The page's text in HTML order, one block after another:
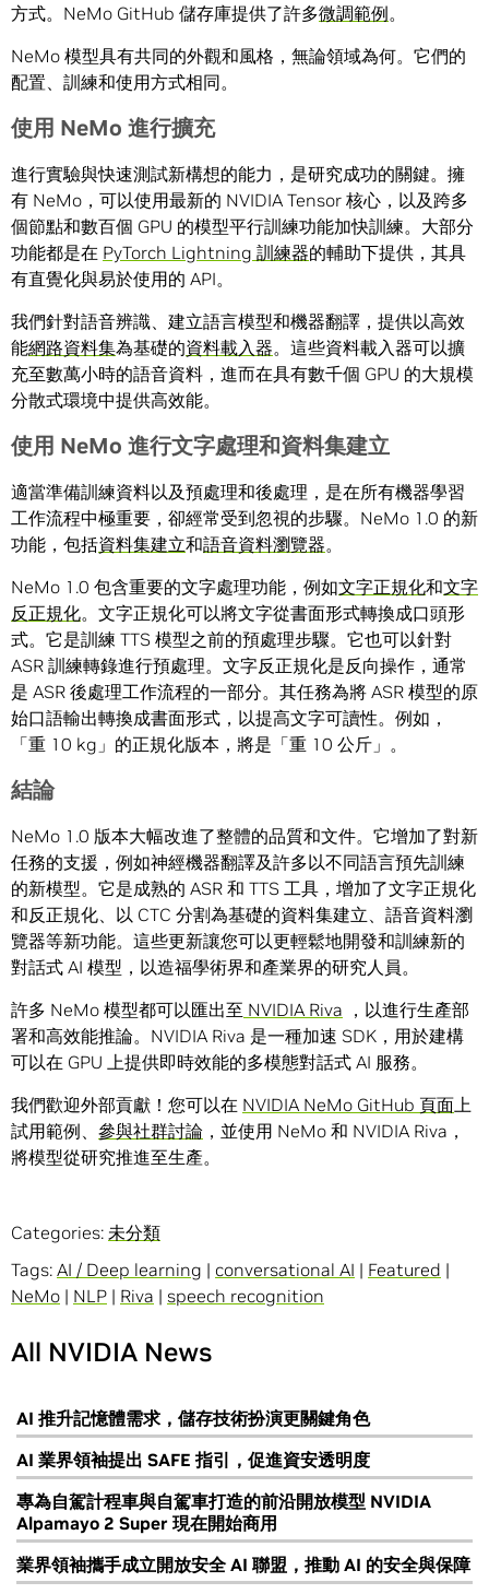
方式。NeMo GitHub 儲存庫提供了許多微調範例。
NeMo 模型具有共同的外觀和風格，無論領域為何。它們的
配置、訓練和使用方式相同。
使用 NeMo 進行擴充
進行實驗與快速測試新構想的能力，是研究成功的關鍵。擁
有 NeMo，可以使用最新的 NVIDIA Tensor 核心，以及跨多
個節點和數百個 GPU 的模型平行訓練功能加快訓練。大部分
功能都是在 PyTorch Lightning 訓練器的輔助下提供，其具
有直覺化與易於使用的 API。
我們針對語音辨識、建立語言模型和機器翻譯，提供以高效
能網路資料集為基礎的資料載入器。這些資料載入器可以擴
充至數萬小時的語音資料，進而在具有數千個 GPU 的大規模
分散式環境中提供高效能。
使用 NeMo 進行文字處理和資料集建立
適當準備訓練資料以及預處理和後處理，是在所有機器學習
工作流程中極重要，卻經常受到忽視的步驟。NeMo 1.0 的新
功能，包括資料集建立和語音資料瀏覽器。
NeMo 1.0 包含重要的文字處理功能，例如文字正規化和文字
反正規化。文字正規化可以將文字從書面形式轉換成口頭形
式。它是訓練 TTS 模型之前的預處理步驟。它也可以針對
ASR 訓練轉錄進行預處理。文字反正規化是反向操作，通常
是 ASR 後處理工作流程的一部分。其任務為將 ASR 模型的原
始口語輸出轉換成書面形式，以提高文字可讀性。例如，
「重 10 kg」的正規化版本，將是「重 10 公斤」。
結論
NeMo 1.0 版本大幅改進了整體的品質和文件。它增加了對新
任務的支援，例如神經機器翻譯及許多以不同語言預先訓練
的新模型。它是成熟的 ASR 和 TTS 工具，增加了文字正規化
和反正規化、以 CTC 分割為基礎的資料集建立、語音資料瀏
覽器等新功能。這些更新讓您可以更輕鬆地開發和訓練新的
對話式 AI 模型，以造福學術界和產業界的研究人員。
許多 NeMo 模型都可以匯出至 NVIDIA Riva ，以進行生產部
署和高效能推論。NVIDIA Riva 是一種加速 SDK，用於建構
可以在 GPU 上提供即時效能的多模態對話式 AI 服務。
我們歡迎外部貢獻！您可以在 NVIDIA NeMo GitHub 頁面上
試用範例、 參與社群討論 ，並使用 NeMo 和 NVIDIA Riva，
將模型從研究推進至生產。
Categories: 未分類
Tags: AI / Deep learning | conversational AI | Featured |
NeMo | NLP | Riva | speech recognition
All NVIDIA News
AI 推升記憶體需求，儲存技術扮演更關鍵角色
AI 業界領袖提出 SAFE 指引，促進資安透明度
專為自駕計程車與自駕車打造的前沿開放模型 NVIDIA
Alpamayo 2 Super 現在開始商用
業界領袖攜手成立開放安全 AI 聯盟，推動 AI 的安全與保障